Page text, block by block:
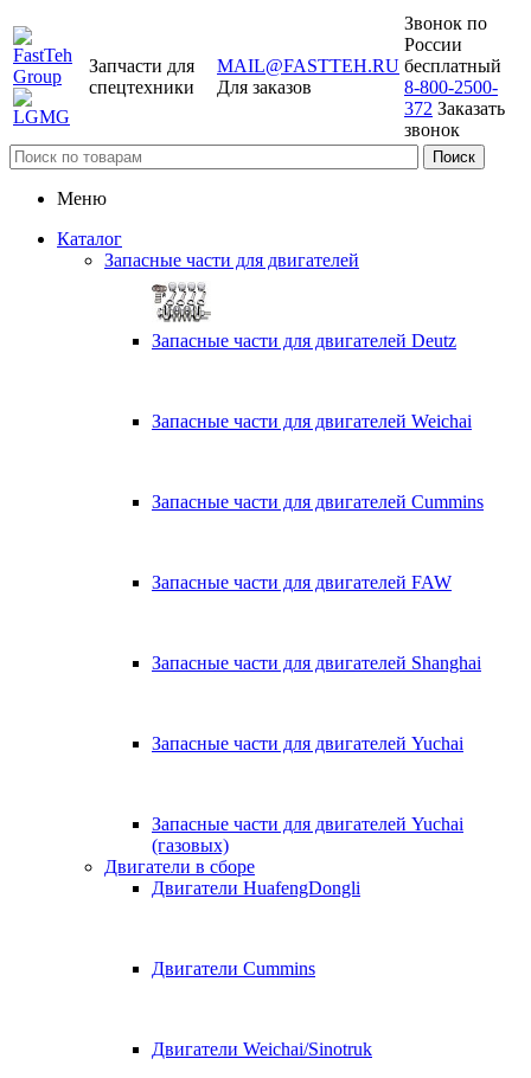
Запчасти для
спецтехники
MAIL@FASTTEH.RU
Для заказов
Звонок по
России
бесплатный
8-800-2500-
372 Заказать
звонок
Меню
Каталог
Запасные части для двигателей
Запасные части для двигателей Deutz
Запасные части для двигателей Weichai
Запасные части для двигателей Cummins
Запасные части для двигателей FAW
Запасные части для двигателей Shanghai
Запасные части для двигателей Yuchai
Запасные части для двигателей Yuchai
(газовых)
Двигатели в сборе
Двигатели HuafengDongli
Двигатели Cummins
Двигатели Weichai/Sinotruk